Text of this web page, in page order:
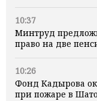
10:37
Минтруд
право на две
10:26
Фонд Кадырова
при пожаре в